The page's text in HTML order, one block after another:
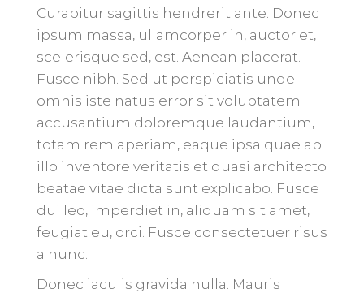
Curabitur sagittis hendrerit ante. Donec
ipsum massa, ullamcorper in, auctor et,
scelerisque sed, est. Aenean placerat.
Fusce nibh. Sed ut perspiciatis unde
omnis iste natus error sit voluptatem
accusantium doloremque laudantium,
totam rem aperiam, eaque ipsa quae ab
illo inventore veritatis et quasi architecto
beatae vitae dicta sunt explicabo. Fusce
dui leo, imperdiet in, aliquam sit amet,
feugiat eu, orci. Fusce consectetuer risus
a nunc.
Donec iaculis gravida nulla. Mauris